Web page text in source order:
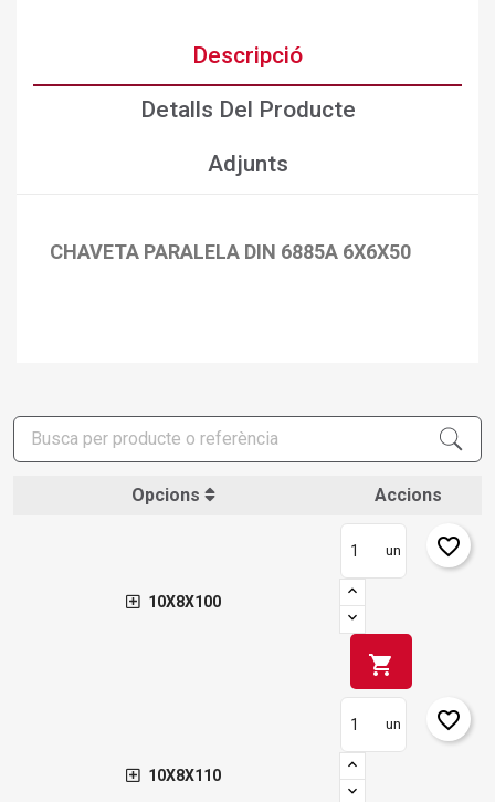
Descripció
Detalls Del Producte
Adjunts
CHAVETA PARALELA DIN 6885A 6X6X50
Opcions Accions
10X8X100
un
shopping_cart
favorite_border
10X8X110
un favorite_border